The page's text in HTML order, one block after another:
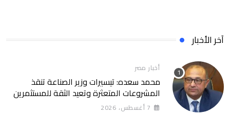
آخر الأخبار
أخبار مصر
محمد سعده: تيسيرات وزير الصناعة تنقذ
المشروعات المتعثرة وتعيد الثقة للمستثمرين
7 أغسطس، 2026